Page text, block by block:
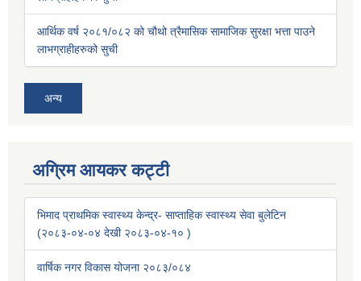
आर्थिक वर्ष २०८१/०८२ को चौथो त्रैमासिक सामाजिक सुरक्षा भत्ता पाउने
लाभग्राहीहरुको सुची
अन्य
अग्रिम आयकर कट्टी
भिमाद प्राथमिक स्वास्थ्य केन्द्र- साप्ताहिक स्वास्थ्य सेवा बुलेटिन
(२०८३-०४-०४ देखी २०८३-०४-१० )
वार्षिक नगर विकास योजना २०८३/०८४